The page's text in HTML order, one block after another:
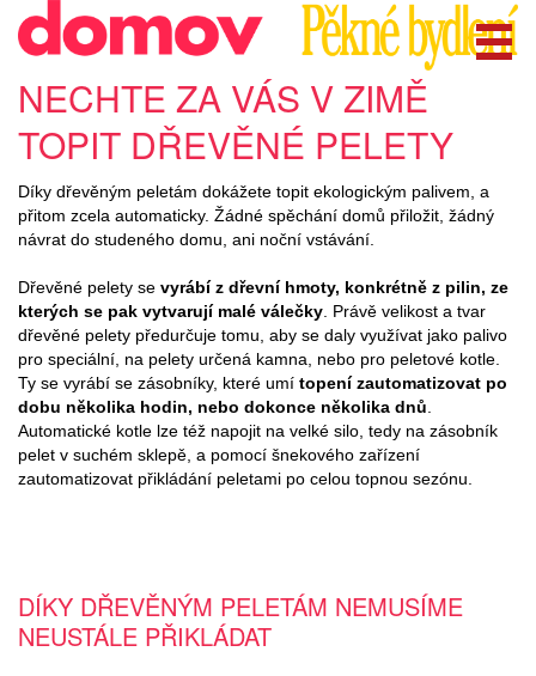
NECHTE ZA VÁS V ZIMĚ
TOPIT DŘEVĚNÉ PELETY
Díky dřevěným peletám dokážete topit ekologickým palivem, a
přitom zcela automaticky. Žádné spěchání domů přiložit, žádný
návrat do studeného domu, ani noční vstávání.
DÍKY DŘEVĚNÝM PELETÁM NEMUSÍME
NEUSTÁLE PŘIKLÁDAT
Dřevěné pelety se vyrábí z dřevní hmoty, konkrétně z pilin, ze
kterých se pak vytvarují malé válečky . Právě velikost a tvar
dřevěné pelety předurčuje tomu, aby se daly využívat jako palivo
pro speciální, na pelety určená kamna, nebo pro peletové kotle.
Ty se vyrábí se zásobníky, které umí topení zautomatizovat po
dobu několika hodin, nebo dokonce několika dnů
Automatické kotle lze též napojit na velké silo, tedy na zásobník
pelet v suchém sklepě, a pomocí šnekového zařízení
zautomatizovat přikládání peletami po celou topnou sezónu.